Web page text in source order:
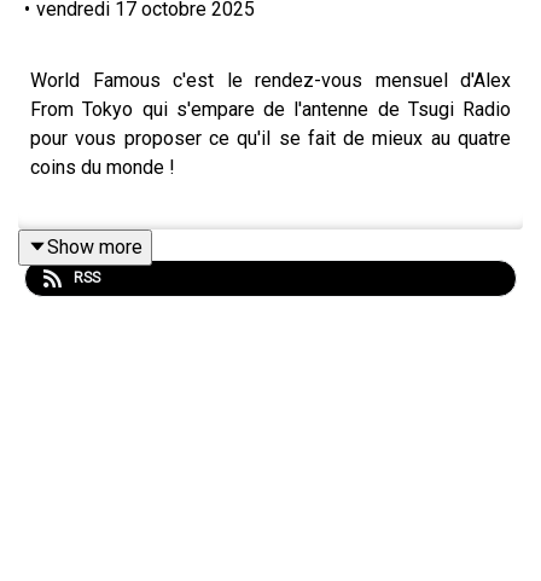
• vendredi 17 octobre 2025
World Famous c'est le rendez-vous mensuel d'Alex
From Tokyo qui s'empare de l'antenne de Tsugi Radio
pour vous proposer ce qu'il se fait de mieux au quatre
coins du monde !
Tracklist :
Show more
RSS